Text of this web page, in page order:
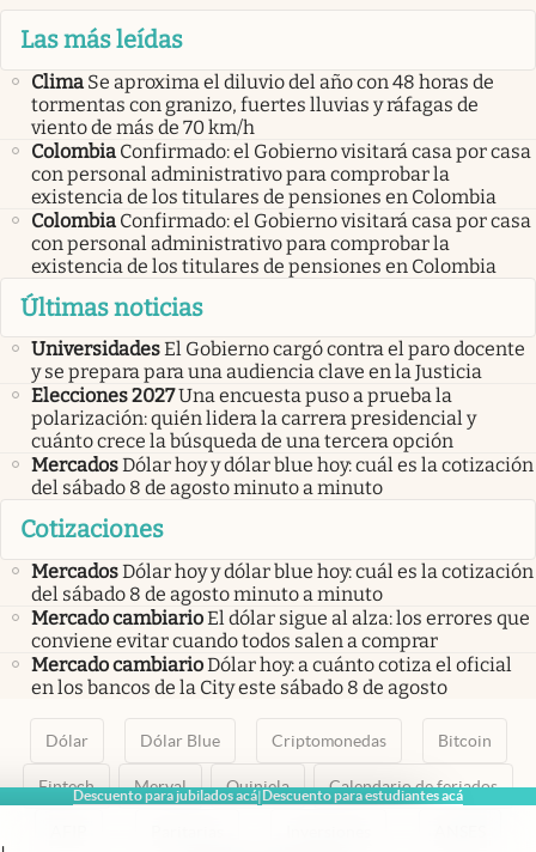
Descuento para jubilados acá|Descuento para estudiantes acá
Las más leídas
Clima Se aproxima el diluvio del año con 48 horas de
tormentas con granizo, fuertes lluvias y ráfagas de
viento de más de 70 km/h
Colombia Confirmado: el Gobierno visitará casa por casa
con personal administrativo para comprobar la
existencia de los titulares de pensiones en Colombia
Colombia Confirmado: el Gobierno visitará casa por casa
con personal administrativo para comprobar la
existencia de los titulares de pensiones en Colombia
Últimas noticias
UniversidadesEl Gobierno cargó contra el paro docente
y se prepara para una audiencia clave en la Justicia
Elecciones 2027Una encuesta puso a prueba la
polarización: quién lidera la carrera presidencial y
cuánto crece la búsqueda de una tercera opción
MercadosDólar hoy y dólar blue hoy: cuál es la cotización
del sábado 8 de agosto minuto a minuto
Cotizaciones
MercadosDólar hoy y dólar blue hoy: cuál es la cotización
del sábado 8 de agosto minuto a minuto
Mercado cambiarioEl dólar sigue al alza: los errores que
conviene evitar cuando todos salen a comprar
Mercado cambiarioDólar hoy: a cuánto cotiza el oficial
en los bancos de la City este sábado 8 de agosto
Dólar Dólar Blue Criptomonedas Bitcoin
Fintech Merval Quiniela Calendario de feriados